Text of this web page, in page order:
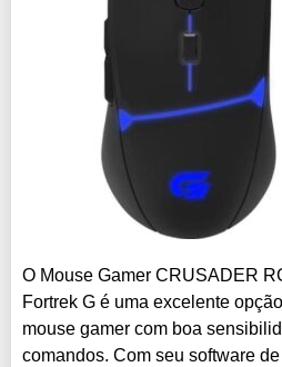
O Mouse Gamer CRUSADER
Fortrek G é uma excelente
mouse gamer com boa
comandos. Com seu software